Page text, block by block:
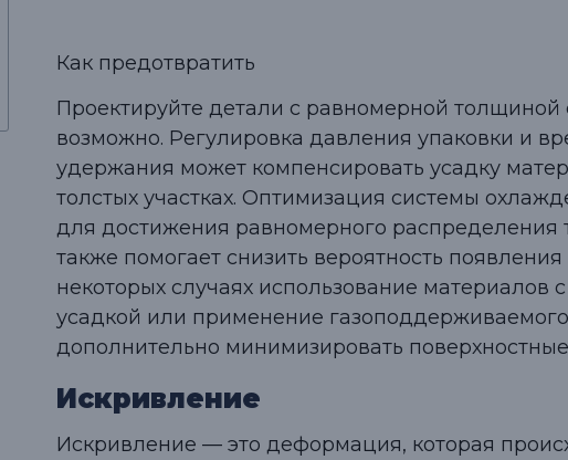
Как предотвратить
Проектируйте детали с равномерной толщиной
возможно. Регулировка давления упаковки и
удержания может компенсировать усадку
толстых участках. Оптимизация системы
для достижения равномерного распределения
также помогает снизить вероятность
некоторых случаях использование материалов
усадкой или применение
дополнительно минимизировать
Искривление
Искривление — это деформация, которая